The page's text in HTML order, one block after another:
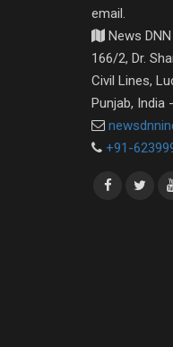
email.
News
166/2, Dr.
Civil Lines,
Punjab, India
+91-